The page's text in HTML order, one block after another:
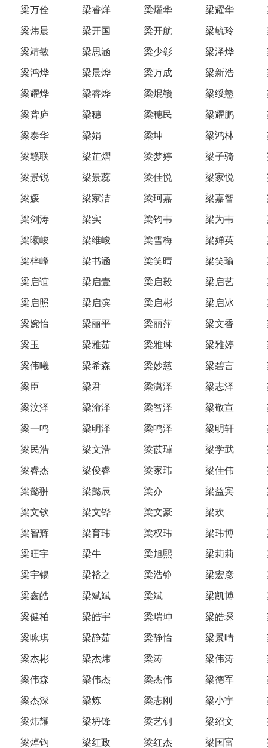
梁万佺 梁睿烊 梁燿华 梁耀华
梁炜晨 梁开国 梁开航 梁毓玲
梁靖敏 梁思涵 梁少彰 梁泽烨
梁鸿烨 梁晨烨 梁万成 梁新浩
梁耀烨 梁睿烨 梁焜赣 梁绥戆
梁聋庐 梁穗 梁穗民 梁耀鹏
梁泰华 梁娟 梁坤 梁鸿林
梁赣联 梁芷熠 梁梦婷 梁子骑
梁景锐 梁景蕊 梁佳悦 梁家悦
梁媛 梁家洁 梁珂嘉 梁嘉智
梁剑涛 梁实 梁钧韦 梁为韦
梁曦峻 梁维峻 梁雪梅 梁婵英
梁梓峰 梁书涵 梁笑晴 梁笑瑜
梁启谊 梁启壹 梁启毅 梁启艺
梁启照 梁启滨 梁启彬 梁启冰
梁婉怡 梁丽平 梁丽萍 梁文香
梁玉 梁雅茹 梁雅琳 梁雅婷
梁伟曦 梁希森 梁妙慈 梁碧言
梁臣 梁君 梁潇泽 梁志泽
梁汶泽 梁渝泽 梁智泽 梁敬宣
梁一鸣 梁明泽 梁鸣泽 梁明轩
梁民浩 梁文浩 梁苡琿 梁学武
梁睿杰 梁俊睿 梁家玮 梁佳伟
梁懿翀 梁懿辰 梁亦 梁益宾
梁文钦 梁文铧 梁文豪 梁欢
梁智辉 梁育玮 梁权玮 梁玮博
梁旺宇 梁牛 梁旭熙 梁莉莉
梁宇锡 梁裕之 梁浩铮 梁宏彦
梁鑫皓 梁斌斌 梁斌 梁凯博
梁健柏 梁皓宇 梁瑞珅 梁皓琛
梁咏琪 梁静茹 梁静怡 梁景晴
梁杰彬 梁杰炜 梁涛 梁伟涛
梁伟森 梁伟杰 梁杰伟 梁德军
梁杰深 梁炼 梁志刚 梁小宇
梁炜耀 梁坍锋 梁艺钊 梁绍文
梁焯钧 梁红政 梁红杰 梁国富